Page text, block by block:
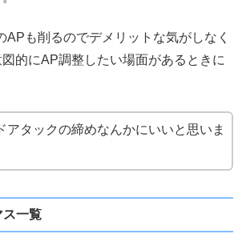
APも削るのでデメリットな気がしなく
的にAP調整したい場面があるときに
アタックの締めなんかにいいと思いま
一覧